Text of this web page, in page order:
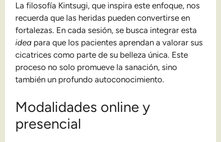
La filosofía Kintsugi, que inspira este enfoque, nos
recuerda que las heridas pueden convertirse en
fortalezas. En cada sesión, se busca integrar esta
idea para que los pacientes aprendan a valorar sus
cicatrices como parte de su belleza única. Este
proceso no solo promueve la sanación, sino
también un profundo autoconocimiento.
Modalidades online y
presencial